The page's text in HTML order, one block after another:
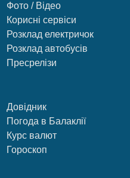
Фото / Відео
Корисні сервіси
Розклад електричок
Розклад автобусів
Пресрелізи
Довідник
Погода в Балаклії
Курс валют
Гороскоп